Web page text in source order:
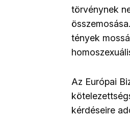
törvénynek
tények
Az Európai
kérdéseire